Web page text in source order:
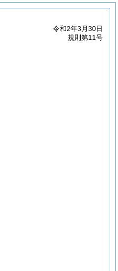
令和2年3月30日
規則第11号